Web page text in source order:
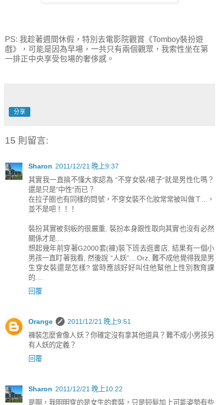
PS: 我趁著週間休假，特別去電影院觀賞《Tomboy裝扮遊
戲》，可能是因為早場，一共只有兩個觀眾，我索性坐在第
一排正中央享受包場的奢侈感。
分享
15 則留言:
Sharon 2011/12/21 晚上9:37
其實我一直搞不懂大家認為 “不穿女裝/裙子“就是男性化嗎？
還是只是”中性“而已？
在拉子圈也有同樣的問號，不穿女裝不化妝常常被叫做Ｔ...，
並不是吧！！！
裝扮其實被刻板的很嚴重, 裝扮本身跟性取向其實也沒有必然
關係才是....
想起幾年前穿著G2000套(褲)裝下班去逛書店, 結果有一個小
男孩一直盯著我看, 然後說 “人妖”....Orz, 難不成他覺得我是男
生穿女裝還是怎樣? 當時應該好好叫住他幫他上性別教育課
的....
回覆
Orange
2011/12/21 晚上9:51
褲裝怎麼會像人妖？你確定沒有拿其他道具？難不成小男孩另
有人妖的定義？
回覆
Sharon 2011/12/21 晚上10:22
是啊，我明明穿的是女生的套裝，只是短髮加上可能姿勢有些